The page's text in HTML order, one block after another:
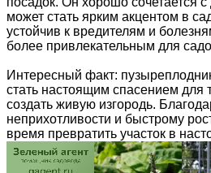
может стать ярким акцентом в
устойчив к вредителям и
более привлекательным для
Интересный факт:
стать настоящим спасением для
создать живую изгородь.
неприхотливости и быстрому
время превратить участок в